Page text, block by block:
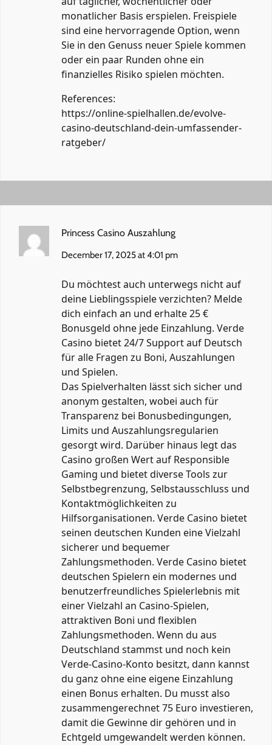
monatlicher Basis erspielen. Freispiele
sind eine hervorragende Option, wenn
Sie in den Genuss neuer Spiele kommen
oder ein paar Runden ohne ein
finanzielles Risiko spielen möchten.
References:
https://online-spielhallen.de/evolve-
casino-deutschland-dein-umfassender-
ratgeber/
Princess Casino Auszahlung
December 17, 2025 at 4:01 pm
Du möchtest auch unterwegs nicht auf
deine Lieblingsspiele verzichten? Melde
dich einfach an und erhalte 25 €
Bonusgeld ohne jede Einzahlung. Verde
Casino bietet 24/7 Support auf Deutsch
für alle Fragen zu Boni, Auszahlungen
und Spielen.
Das Spielverhalten lässt sich sicher und
anonym gestalten, wobei auch für
Transparenz bei Bonusbedingungen,
Limits und Auszahlungsregularien
gesorgt wird. Darüber hinaus legt das
Casino großen Wert auf Responsible
Gaming und bietet diverse Tools zur
Selbstbegrenzung, Selbstausschluss und
Kontaktmöglichkeiten zu
Hilfsorganisationen. Verde Casino bietet
seinen deutschen Kunden eine Vielzahl
sicherer und bequemer
Zahlungsmethoden. Verde Casino bietet
deutschen Spielern ein modernes und
benutzerfreundliches Spielerlebnis mit
einer Vielzahl an Casino-Spielen,
attraktiven Boni und flexiblen
Zahlungsmethoden. Wenn du aus
Deutschland stammst und noch kein
Verde-Casino-Konto besitzt, dann kannst
du ganz ohne eine eigene Einzahlung
einen Bonus erhalten. Du musst also
zusammengerechnet 75 Euro investieren,
damit die Gewinne dir gehören und in
Echtgeld umgewandelt werden können.